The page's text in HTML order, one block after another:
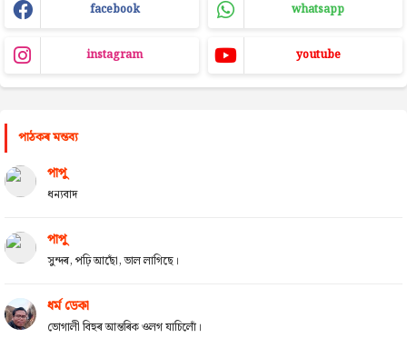
facebook whatsapp
instagram youtube
পাঠকৰ মন্তব্য
পাপু
ধন্যবাদ
পাপু
সুন্দৰ, পঢ়ি আছোঁ, ভাল লাগিছে।
ধৰ্ম ডেকা
ভোগালী বিহুৰ আন্তৰিক ওলগ যাচিলোঁ।